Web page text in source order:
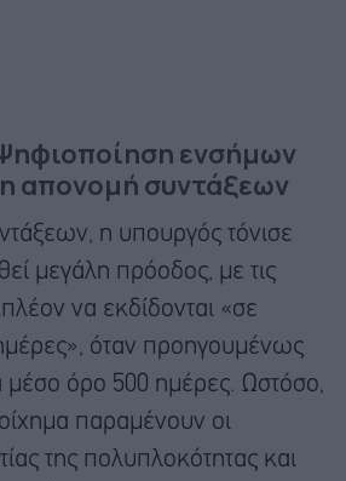
ενσήμων
απονομή συντάξεων
η υπουργός τόνισε
μεγάλη πρόοδος, με τις
να εκδίδονται «σε
όταν προηγουμένως
μέσο όρο 500 ημέρες. Ωστόσο,
παραμένουν οι
της πολυπλοκότητας και